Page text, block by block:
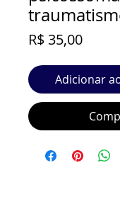
R$ 35,00Preço
Adicionar